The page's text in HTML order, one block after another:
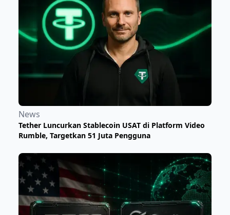
News
Tether Luncurkan Stablecoin USAT di Platform Video
Rumble, Targetkan 51 Juta Pengguna